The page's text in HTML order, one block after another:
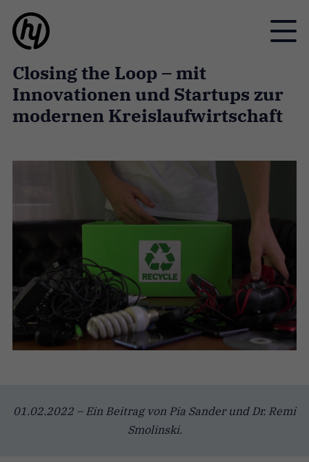
Toggle
Closing the Loop – mit
Innovationen und Startups zur
modernen Kreislaufwirtschaft
01.02.2022 – Ein Beitrag von Pia Sander und Dr. Remi
Smolinski.